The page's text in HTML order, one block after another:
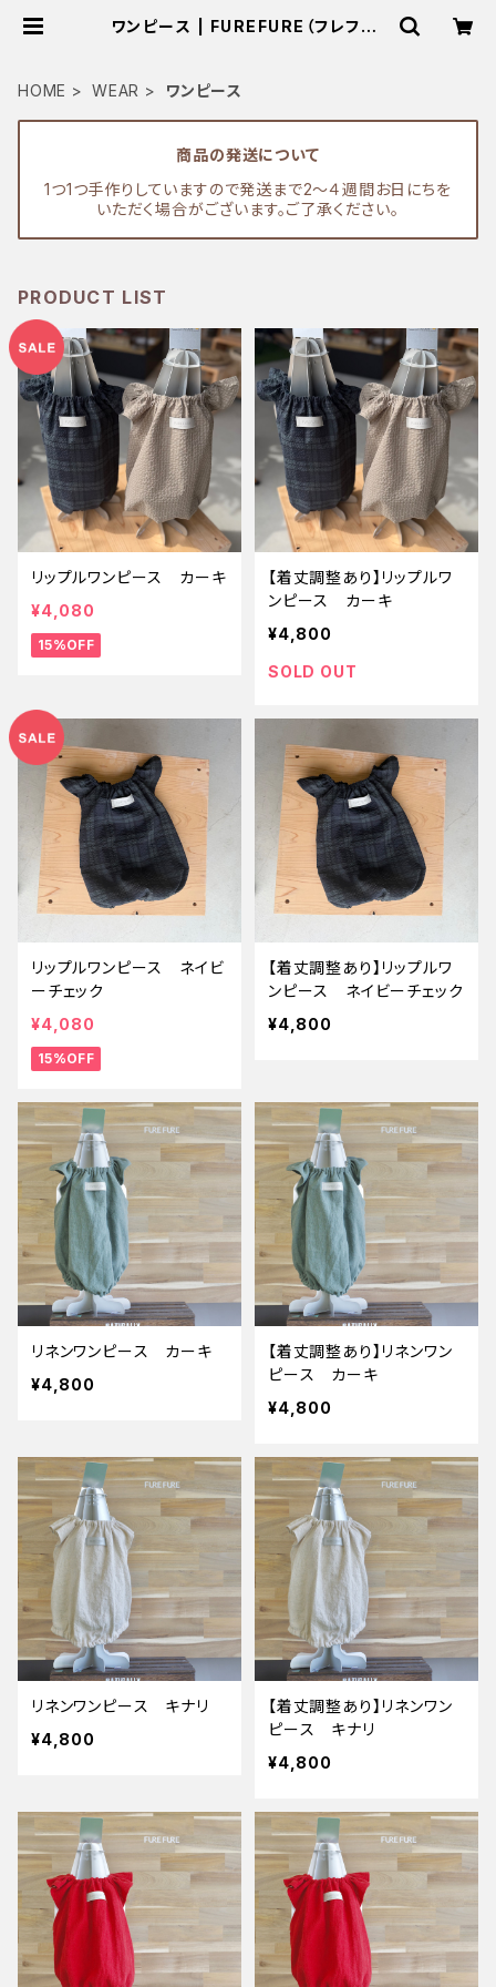
ワンピース | FUREFURE（フレフレ）
HOME WEAR ワンピース
商品の発送について
1つ1つ手作りしていますので発送まで2〜４週間お日にちを
いただく場合がございます。ご了承ください。
PRODUCT LIST
リップルワンピース カーキ
¥4,080
15%OFF
【着丈調整あり】リップルワ
ンピース カーキ
¥4,800
SOLD OUT
リップルワンピース ネイビ
ーチェック
¥4,080
15%OFF
【着丈調整あり】リップルワ
ンピース ネイビーチェック
¥4,800
リネンワンピース カーキ
¥4,800
【着丈調整あり】リネンワン
ピース カーキ
¥4,800
リネンワンピース キナリ
¥4,800
【着丈調整あり】リネンワン
ピース キナリ
¥4,800